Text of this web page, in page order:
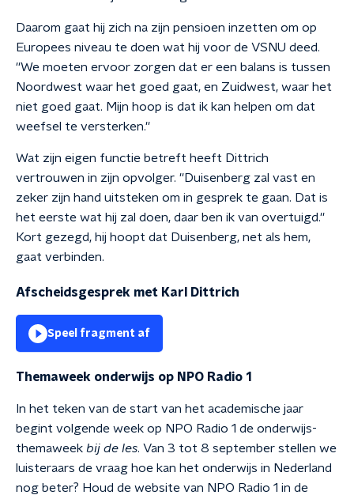
Daarom gaat hij zich na zijn pensioen inzetten om op
Europees niveau te doen wat hij voor de VSNU deed.
''We moeten ervoor zorgen dat er een balans is tussen
Noordwest waar het goed gaat, en Zuidwest, waar het
niet goed gaat. Mijn hoop is dat ik kan helpen om dat
weefsel te versterken.''
Wat zijn eigen functie betreft heeft Dittrich
vertrouwen in zijn opvolger. ''Duisenberg zal vast en
zeker zijn hand uitsteken om in gesprek te gaan. Dat is
het eerste wat hij zal doen, daar ben ik van overtuigd.''
Kort gezegd, hij hoopt dat Duisenberg, net als hem,
gaat verbinden.
Afscheidsgesprek met Karl Dittrich
Speel fragment af
Themaweek onderwijs op NPO Radio 1
In het teken van de start van het academische jaar
begint volgende week op NPO Radio 1 de onderwijs-
themaweek bij de les. Van 3 tot 8 september stellen we
luisteraars de vraag hoe kan het onderwijs in Nederland
nog beter? Houd de website van NPO Radio 1 in de